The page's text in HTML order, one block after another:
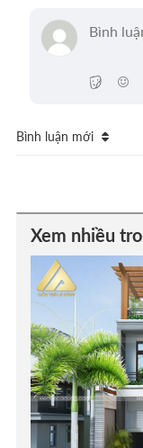
Bình luận mới
Xem nhiều